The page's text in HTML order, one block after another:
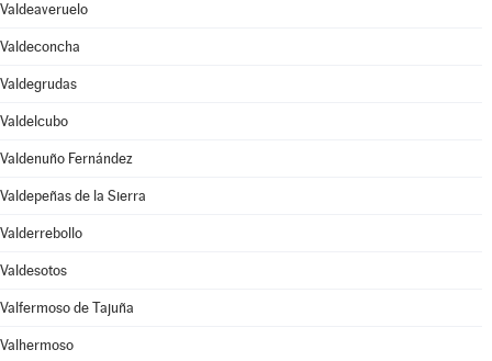
Valdeaveruelo
Valdeconcha
Valdegrudas
Valdelcubo
Valdenuño Fernández
Valdepeñas de la Sierra
Valderrebollo
Valdesotos
Valfermoso de Tajuña
Valhermoso